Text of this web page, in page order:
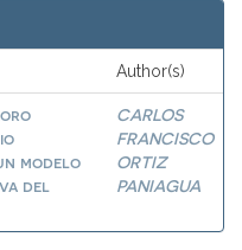
Author(s)
modelo
del
CARLOS
FRANCISCO
ORTIZ
PANIAGUA